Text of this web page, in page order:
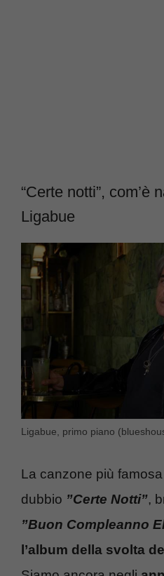
“Certe notti”, com’è
Ligabue
Ligabue, primo piano
La canzone più
dubbio ”Certe Notti”,
”Buon Compleanno
l’album della svolta